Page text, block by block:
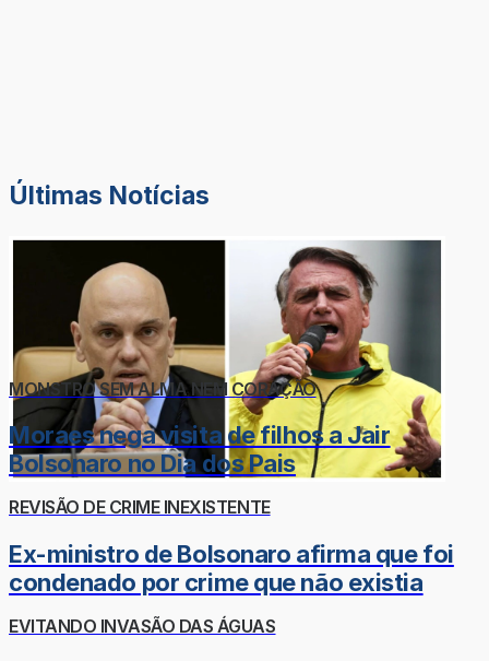
Últimas Notícias
MONSTRO SEM ALMA NEM CORAÇÃO
Moraes nega visita de filhos a Jair
Bolsonaro no Dia dos Pais
REVISÃO DE CRIME INEXISTENTE
Ex-ministro de Bolsonaro afirma que foi
condenado por crime que não existia
EVITANDO INVASÃO DAS ÁGUAS